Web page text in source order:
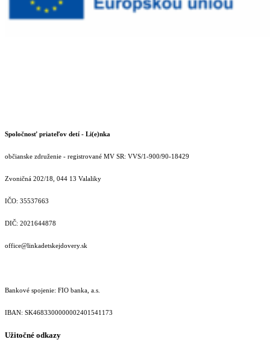
Spoločnosť priateľov detí - Li(e)nka
občianske združenie - registrované MV SR: VVS/1-900/90-18429
Zvoničná 202/18, 044 13 Valaliky
IČO: 35537663
DIČ: 2021644878
office@linkadetskejdovery.sk
Bankové spojenie: FIO banka, a.s.
IBAN: SK46833000000­02401541173
Užitočné odkazy